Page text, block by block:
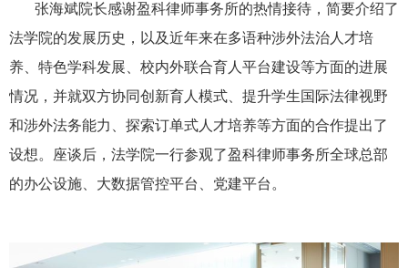
张海斌院长感谢盈科律师事务所的热情接待，简要介绍了
法学院的发展历史，以及近年来在多语种涉外法治人才培
养、特色学科发展、校内外联合育人平台建设等方面的进展
情况，并就双方协同创新育人模式、提升学生国际法律视野
和涉外法务能力、探索订单式人才培养等方面的合作提出了
设想。座谈后，法学院一行参观了盈科律师事务所全球总部
的办公设施、大数据管控平台、党建平台。